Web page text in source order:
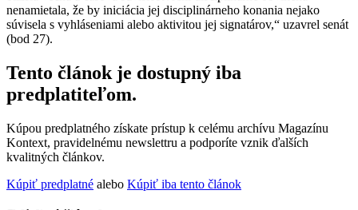
nenamietala, že by iniciácia jej disciplinárneho konania nejako
súvisela s vyhláseniami alebo aktivitou jej signatárov,“ uzavrel senát
(bod 27).
Tento článok je dostupný iba
predplatiteľom.
Kúpou predplatného získate prístup k celému archívu Magazínu
Kontext, pravidelnému newslettru a podporíte vznik ďalších
kvalitných článkov.
Kúpiť predplatné alebo Kúpiť iba tento článok